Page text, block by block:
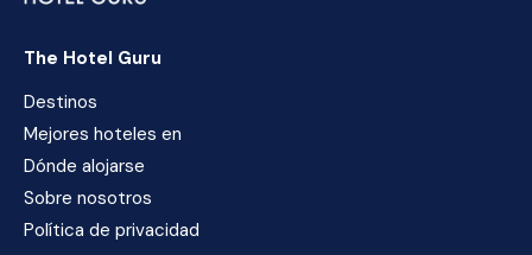
The Hotel Guru
Destinos
Mejores hoteles en
Dónde alojarse
Sobre nosotros
Política de privacidad